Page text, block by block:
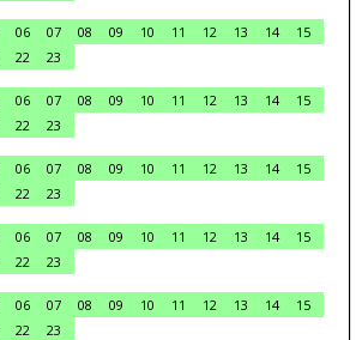
06 07 08 09 10 11 12 13 14
15
22
23
06 07 08 09 10 11 12 13 14
15
22
23
06 07 08 09 10 11 12 13 14
15
22
23
06 07 08 09 10 11 12 13 14
15
22
23
06 07 08 09 10 11 12 13 14
15
22
23